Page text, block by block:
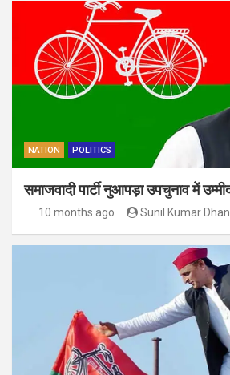
NATION POLITICS
समाजवादी पार्टी नुआपड़ा उपचुनाव में
10 months ago Sunil Kumar